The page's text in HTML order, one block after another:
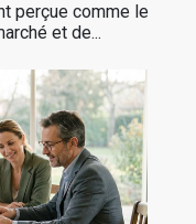
perçue comme le
et de...